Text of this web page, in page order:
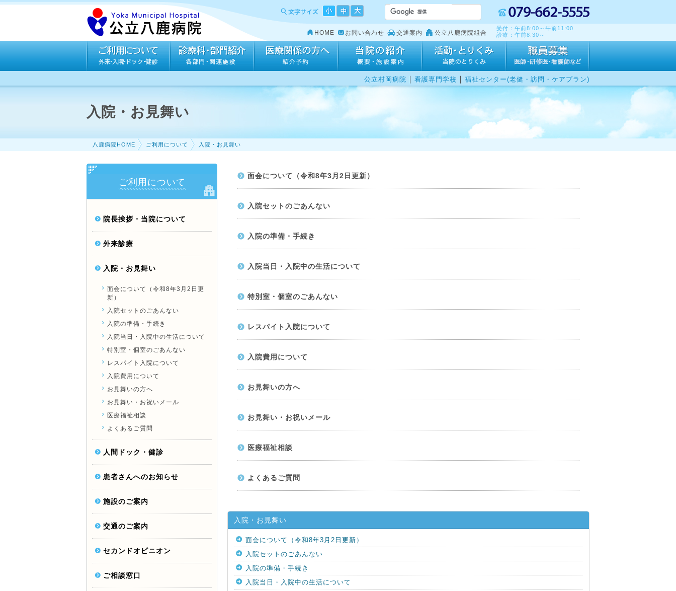
HOME お問い合わせ 交通案内 公立八鹿病院組合
受付：午前8:00～午前11:00
診療：午前8:30～
公立村岡病院 ｜ 看護専門学校 ｜ 福祉センター(老健・訪問・ケアプラン)
入院・お見舞い
八鹿病院HOME ご利用について 入院・お見舞い
面会について（令和8年3月2日更新）
入院セットのごあんない
入院の準備・手続き
入院当日・入院中の生活について
特別室・個室のごあんない
レスパイト入院について
入院費用について
お見舞いの方へ
お見舞い・お祝いメール
医療福祉相談
よくあるご質問
入院・お見舞い
面会について（令和8年3月2日更新）
入院セットのごあんない
入院の準備・手続き
入院当日・入院中の生活について
ご利用について
院長挨拶・当院について
外来診療
入院・お見舞い
面会について（令和8年3月2日更
新）
入院セットのごあんない
入院の準備・手続き
入院当日・入院中の生活について
特別室・個室のごあんない
レスパイト入院について
入院費用について
お見舞いの方へ
お見舞い・お祝いメール
医療福祉相談
よくあるご質問
人間ドック・健診
患者さんへのお知らせ
施設のご案内
交通のご案内
セカンドオピニオン
ご相談窓口